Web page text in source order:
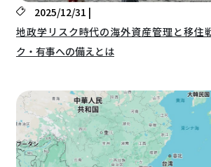
2025/12/31 |
地政学リスク時代の海外資産管理と移住
ク・有事への備えとは